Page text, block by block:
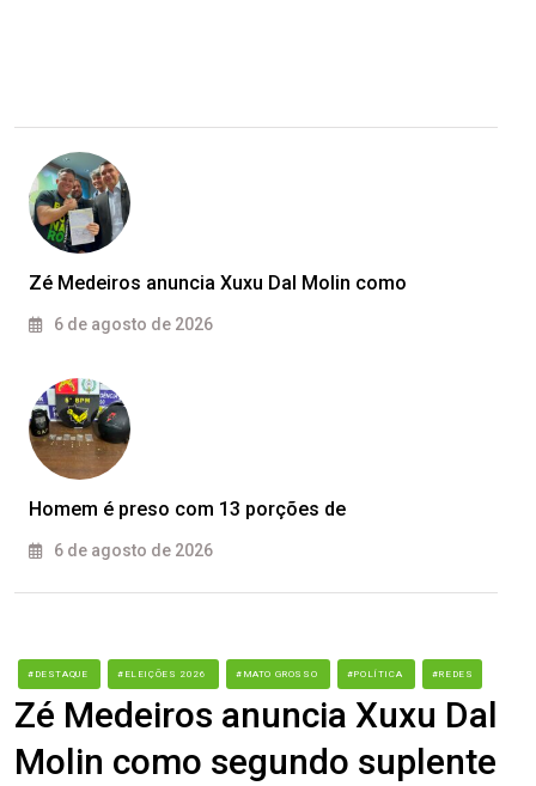
Zé Medeiros anuncia Xuxu Dal Molin como
6 de agosto de 2026
Homem é preso com 13 porções de
6 de agosto de 2026
#DESTAQUE #ELEIÇÕES 2026 #MATO GROSSO #POLÍTICA #REDES
Zé Medeiros anuncia Xuxu Dal
Molin como segundo suplente